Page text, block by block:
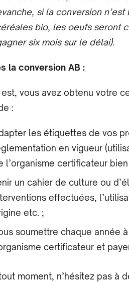
si la conversion
bio, les œufs seront
six mois sur le délai).
la conversion AB :
est, vous avez obtenu votre
:
les étiquettes de vos
en vigueur
l’organisme certificateur
un cahier de culture ou
effectuées,
etc. ;
soumettre chaque année
certificateur et
moment, n’hésitez pas à